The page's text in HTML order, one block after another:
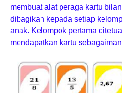
membuat alat peraga kartu
dibagikan kepada setiap
anak. Kelompok pertama
mendapatkan kartu